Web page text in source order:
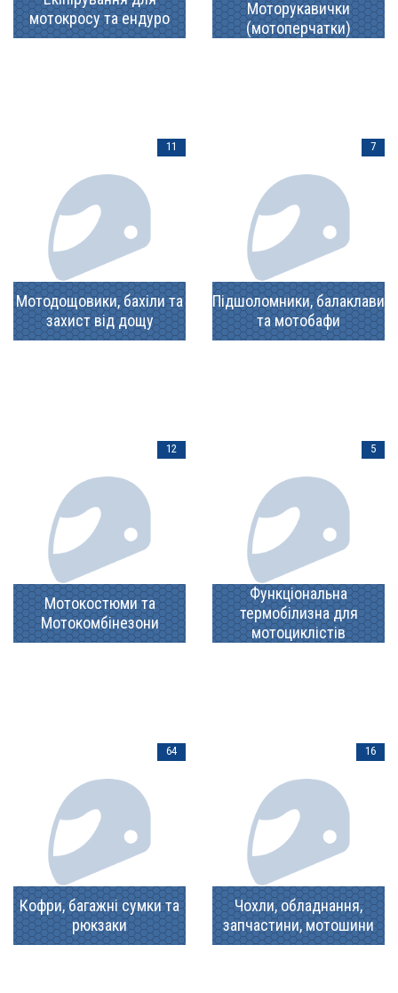
мотокросу та ендуро
Моторукавички
(мотоперчатки)
Мотодощовики, бахіли та
захист від дощу
11
Підшоломники, балаклави
та мотобафи
7
Мотокостюми та
Мотокомбінезони
12
Функціональна
термобілизна для
мотоциклістів
5
Кофри, багажні сумки та
рюкзаки
64
Чохли, обладнання,
запчастини, мотошини
16